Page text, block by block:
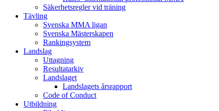
Säkerhetsregler vid träning
Tävling
Svenska MMA ligan
Svenska Mästerskapen
Rankingsystem
Landslag
Uttagning
Resultatarkiv
Landslaget
Landslagets årsrapport
Code of Conduct
Utbildning